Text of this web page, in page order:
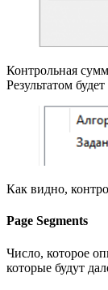
Контрольная
Результатом
Как видно,
Page Segments
Число, которое
которые будут